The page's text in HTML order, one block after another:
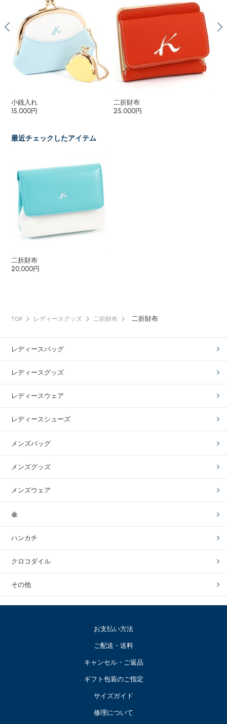
小銭入れ
15,000円
二折財布
25,000円
最近チェックしたアイテム
二折財布
20,000円
TOP レディースグッズ 二折財布 二折財布
レディースバッグ
レディースグッズ
レディースウェア
レディースシューズ
メンズバッグ
メンズグッズ
メンズウェア
傘
ハンカチ
クロコダイル
その他
お支払い方法
ご配送・送料
キャンセル・ご返品
ギフト包装のご指定
サイズガイド
修理について